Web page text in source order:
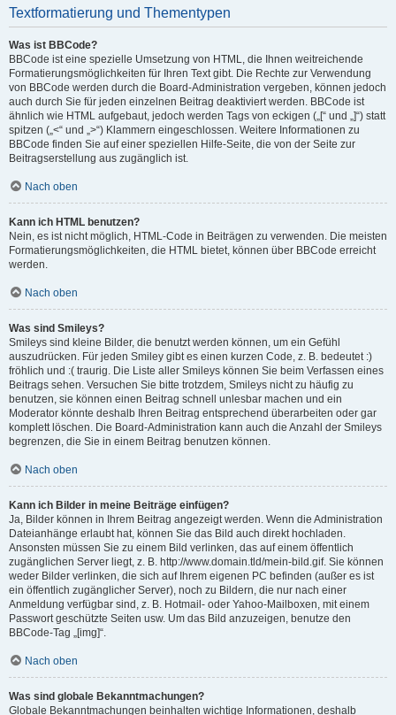
Textformatierung und Thementypen
Was ist BBCode?
BBCode ist eine spezielle Umsetzung von HTML, die Ihnen weitreichende
Formatierungsmöglichkeiten für Ihren Text gibt. Die Rechte zur Verwendung
von BBCode werden durch die Board-Administration vergeben, können jedoch
auch durch Sie für jeden einzelnen Beitrag deaktiviert werden. BBCode ist
ähnlich wie HTML aufgebaut, jedoch werden Tags von eckigen („[“ und „]“) statt
spitzen („<“ und „>“) Klammern eingeschlossen. Weitere Informationen zu
BBCode finden Sie auf einer speziellen Hilfe-Seite, die von der Seite zur
Beitragserstellung aus zugänglich ist.
Nach oben
Kann ich HTML benutzen?
Nein, es ist nicht möglich, HTML-Code in Beiträgen zu verwenden. Die meisten
Formatierungsmöglichkeiten, die HTML bietet, können über BBCode erreicht
werden.
Nach oben
Was sind Smileys?
Smileys sind kleine Bilder, die benutzt werden können, um ein Gefühl
auszudrücken. Für jeden Smiley gibt es einen kurzen Code, z. B. bedeutet :)
fröhlich und :( traurig. Die Liste aller Smileys können Sie beim Verfassen eines
Beitrags sehen. Versuchen Sie bitte trotzdem, Smileys nicht zu häufig zu
benutzen, sie können einen Beitrag schnell unlesbar machen und ein
Moderator könnte deshalb Ihren Beitrag entsprechend überarbeiten oder gar
komplett löschen. Die Board-Administration kann auch die Anzahl der Smileys
begrenzen, die Sie in einem Beitrag benutzen können.
Nach oben
Kann ich Bilder in meine Beiträge einfügen?
Ja, Bilder können in Ihrem Beitrag angezeigt werden. Wenn die Administration
Dateianhänge erlaubt hat, können Sie das Bild auch direkt hochladen.
Ansonsten müssen Sie zu einem Bild verlinken, das auf einem öffentlich
zugänglichen Server liegt, z. B. http://www.domain.tld/mein-bild.gif. Sie können
weder Bilder verlinken, die sich auf Ihrem eigenen PC befinden (außer es ist
ein öffentlich zugänglicher Server), noch zu Bildern, die nur nach einer
Anmeldung verfügbar sind, z. B. Hotmail- oder Yahoo-Mailboxen, mit einem
Passwort geschützte Seiten usw. Um das Bild anzuzeigen, benutze den
BBCode-Tag „[img]“.
Nach oben
Was sind globale Bekanntmachungen?
Globale Bekanntmachungen beinhalten wichtige Informationen, deshalb